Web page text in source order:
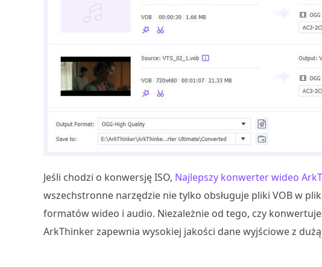
Jeśli chodzi o konwersję ISO, Najlepszy konwerter wideo
wszechstronne narzędzie nie tylko obsługuje pliki VOB w
formatów wideo i audio. Niezależnie od tego, czy
ArkThinker zapewnia wysokiej jakości dane wyjściowe z